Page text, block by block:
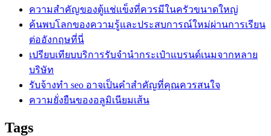
ความสำคัญของตู้แช่แข็งที่ควรมีในครัวขนาดใหญ่
ค้นพบโลกของความรู้และประสบการณ์ใหม่ผ่านการเรียน
ต่ออังกฤษที่นี่
เปรียบเทียบบริการรับจำนำกระเป๋าแบรนด์เนมจากหลาย
บริษัท
รับจ้างทำ seo อาจเป็นคำสำคัญที่คุณควรสนใจ
ความยั่งยืนของอลูมิเนียมเส้น
Tags